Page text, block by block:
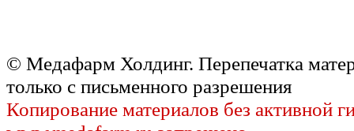
© Медафарм Холдинг. Перепечатка
только с письменного разрешения
Копирование материалов без активной